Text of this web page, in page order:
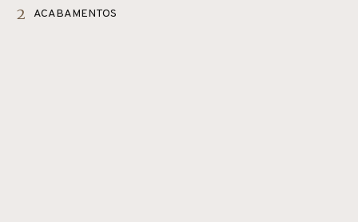
2 ACABAMENTOS